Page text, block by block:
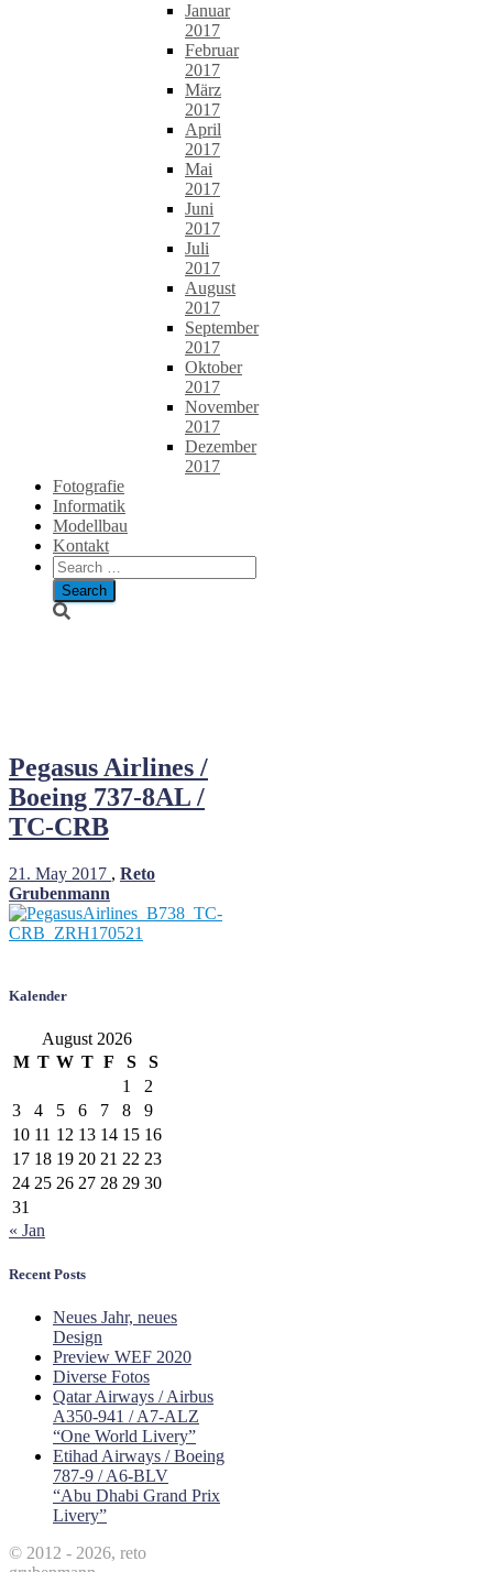
Januar
2017
Februar
2017
März
2017
April
2017
Mai
2017
Juni
2017
Juli
2017
August
2017
September
2017
Oktober
2017
November
2017
Dezember
2017
Fotografie
Informatik
Modellbau
Kontakt
Search
for:
Pegasus Airlines /
Boeing 737-8AL /
TC-CRB
21. May 2017 , Reto
Grubenmann
Kalender
August 2026
M T W T F S
S
1
2
3
4 5 6 7 8
9
10 11 12 13 14 15 16
17 18 19 20 21 22 23
24 25 26 27 28 29 30
31
« Jan
Recent Posts
Neues Jahr, neues
Design
Preview WEF 2020
Diverse Fotos
Qatar Airways / Airbus
A350-941 / A7-ALZ
“One World Livery”
Etihad Airways / Boeing
787-9 / A6-BLV
“Abu Dhabi Grand Prix
Livery”
© 2012 - 2026, reto